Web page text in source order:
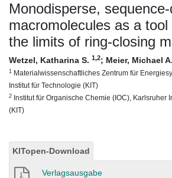
Monodisperse,
macromolecules as a
the limits of ring-closing
Wetzel, Katharina S. 1,2; Meier, Michael
1 Materialwissenschaftliches Zentrum für
Institut für Technologie (KIT)
2 Institut für Organische Chemie (IOC), Karlsruher
(KIT)
KITopen-Download
Verlagsausgabe